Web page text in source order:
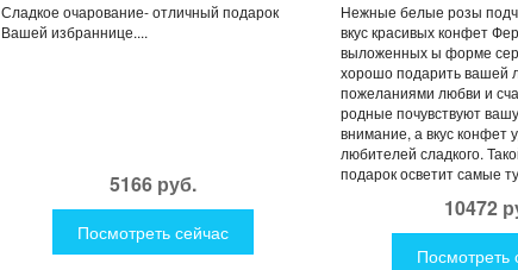
Сладкое очарование- отличный подарок
Вашей избраннице....
5166 руб.
Посмотреть сейчас
Нежные белые розы
вкус красивых конфет
выложенных ы форме
хорошо подарить вашей
пожеланиями любви и
родные почувствуют
внимание, а вкус конфет
любителей сладкого.
подарок осветит самые
10472
Посмотреть